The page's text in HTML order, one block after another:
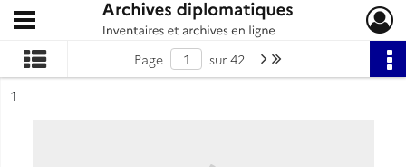
Archives diplomatiques
Ouvrir le menu déroulant
Page sur 42 Page suivante : 1/42
n°
1